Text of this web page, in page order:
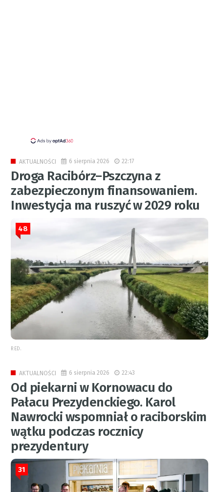
AKTUALNOŚCI 6 sierpnia 2026 22:17
Droga Racibórz–Pszczyna z
zabezpieczonym finansowaniem.
Inwestycja ma ruszyć w 2029 roku
48
RED.
AKTUALNOŚCI 6 sierpnia 2026 22:43
Od piekarni w Kornowacu do
Pałacu Prezydenckiego. Karol
Nawrocki wspomniał o raciborskim
wątku podczas rocznicy
prezydentury
31